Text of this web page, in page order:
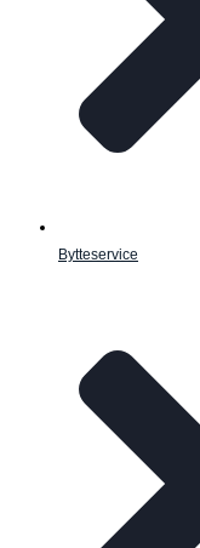
Bytteservice